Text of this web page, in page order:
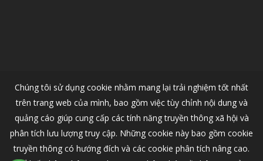
Chúng tôi sử dụng cookie nhằm mang lại trải nghiệm tốt nhất
trên trang web của mình, bao gồm việc tùy chỉnh nội dung và
quảng cáo giúp cung cấp các tính năng truyền thông xã hội và
phân tích lưu lượng truy cập. Những cookie này bao gồm cookie
truyền thông có hướng đích và các cookie phân tích nâng cao.